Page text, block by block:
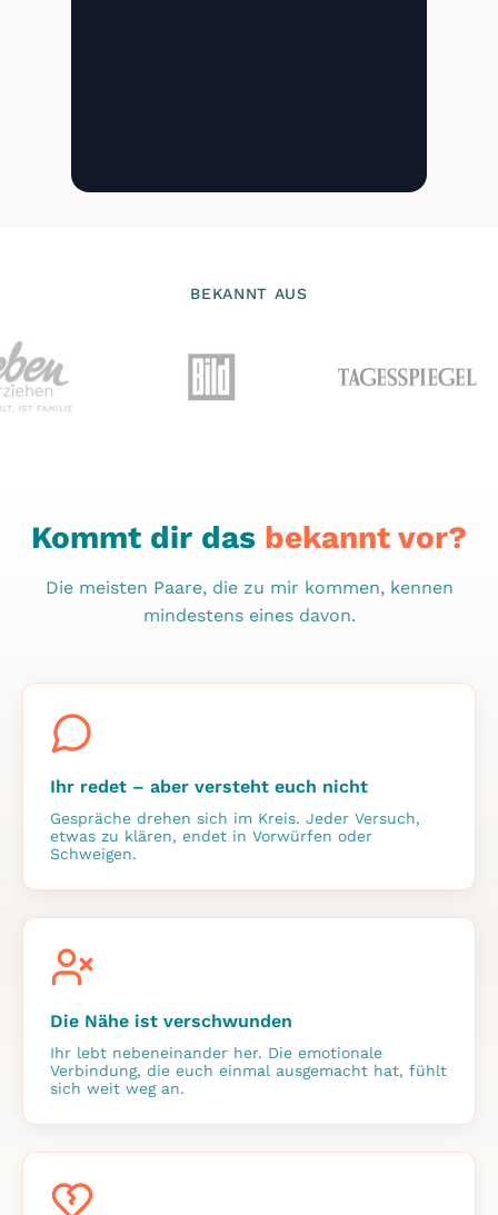
BEKANNT AUS
Kommt dir das bekannt vor?
Die meisten Paare, die zu mir kommen, kennen
mindestens eines davon.
Ihr redet – aber versteht euch nicht
Gespräche drehen sich im Kreis. Jeder Versuch,
etwas zu klären, endet in Vorwürfen oder
Schweigen.
Die Nähe ist verschwunden
Ihr lebt nebeneinander her. Die emotionale
Verbindung, die euch einmal ausgemacht hat, fühlt
sich weit weg an.